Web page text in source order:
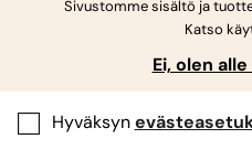
siirtyvät kukintavaiheeseen 3-
sateisina kausina
jotka koskettavat
viimeisen viljelyviikon
keräämään satoa jopa
Sivustomme sisältö ja
Katso
Ei, olen
Hyväksyn